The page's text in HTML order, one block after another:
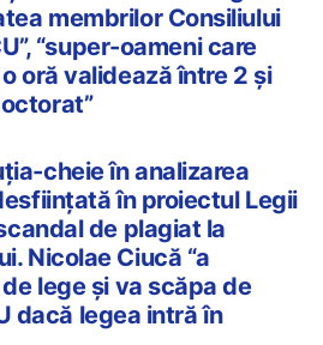
membrilor Consiliului
“super-oameni care
oră validează între 2 și
cheie în analizarea
în proiectul Legii
de plagiat la
Nicolae Ciucă “a
lege și va scăpa de
dacă legea intră în